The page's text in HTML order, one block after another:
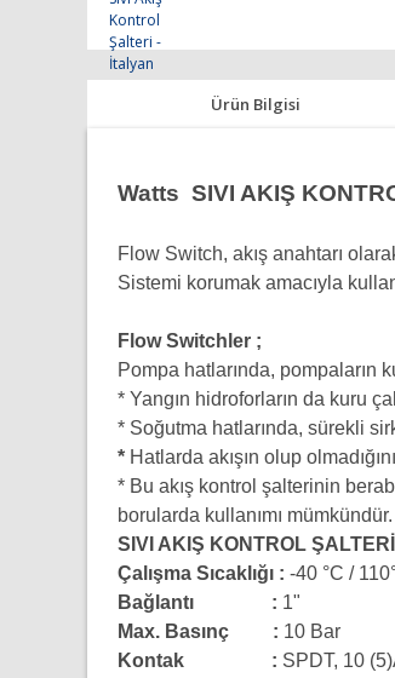
Ürün Bilgisi
Watts SIVI AKIŞ
Flow Switch, akış anahtarı
Sistemi korumak amacıyla
Flow Switchler ;
Pompa hatlarında, pompaların
* Yangın hidroforların da kuru
* Soğutma hatlarında, sürekli
* Hatlarda akışın olup
* Bu akış kontrol şalterinin
borularda kullanımı mümkündür.
SIVI AKIŞ KONTROL
Çalışma Sıcaklığı : -40 °C /
Bağlantı : 1"
Max. Basınç : 10 Bar
Kontak : SPDT, 10